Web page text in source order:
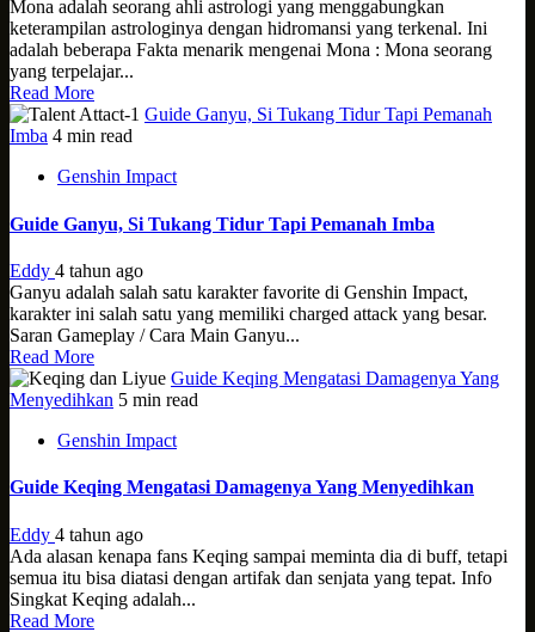
Mona adalah seorang ahli astrologi yang menggabungkan
keterampilan astrologinya dengan hidromansi yang terkenal. Ini
adalah beberapa Fakta menarik mengenai Mona : Mona seorang
yang terpelajar...
Read More
Guide Ganyu, Si Tukang Tidur Tapi Pemanah
Imba 4 min read
Genshin Impact
Guide Ganyu, Si Tukang Tidur Tapi Pemanah Imba
Eddy 4 tahun ago
Ganyu adalah salah satu karakter favorite di Genshin Impact,
karakter ini salah satu yang memiliki charged attack yang besar.
Saran Gameplay / Cara Main Ganyu...
Read More
Guide Keqing Mengatasi Damagenya Yang
Menyedihkan 5 min read
Genshin Impact
Guide Keqing Mengatasi Damagenya Yang Menyedihkan
Eddy 4 tahun ago
Ada alasan kenapa fans Keqing sampai meminta dia di buff, tetapi
semua itu bisa diatasi dengan artifak dan senjata yang tepat. Info
Singkat Keqing adalah...
Read More